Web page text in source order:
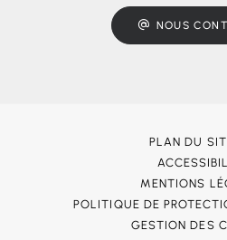
NOUS
PLAN DU
MENTIONS
POLITIQUE DE
GESTION DES